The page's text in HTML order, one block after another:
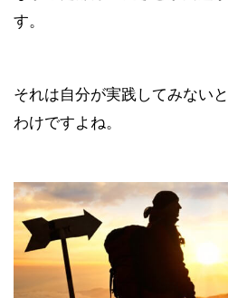
す。
それは自分が実践してみない
わけですよね。